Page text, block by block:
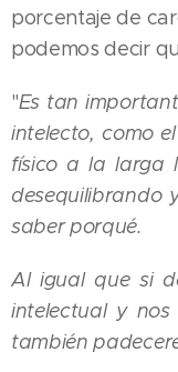
porcentaje de
podemos decir
"Es tan
intelecto, como
físico a la larga
desequilibrando
saber porqué.
Al igual que si
intelectual y
también